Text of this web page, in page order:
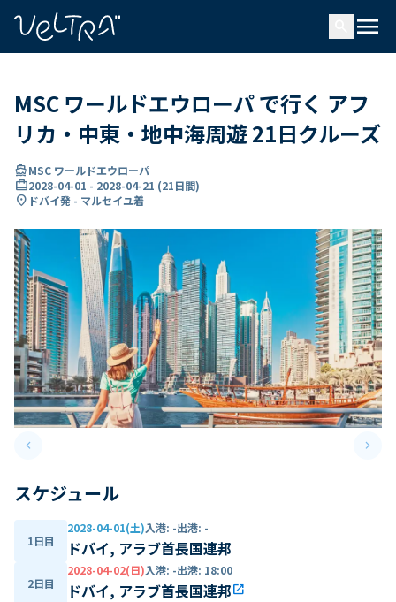
menu
MSC ワールドエウローパ で行く アフ
リカ・中東・地中海周遊 21日クルーズ
directions_boatMSC ワールドエウローパ
card_travel2028-04-01 - 2028-04-21 (21日間)
location_on ドバイ発 - マルセイユ着
keyboard_arrow_leftPrevious slide keyboard_arrow_right
スケジュール
1日目
2028-04-01(土)入港: -出港: -
ドバイ, アラブ首長国連邦
2日目
2028-04-02(日)入港: -出港: 18:00
ドバイ, アラブ首長国連邦open_in_new